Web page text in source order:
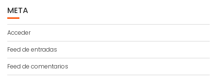
META
Acceder
Feed de entradas
Feed de comentarios